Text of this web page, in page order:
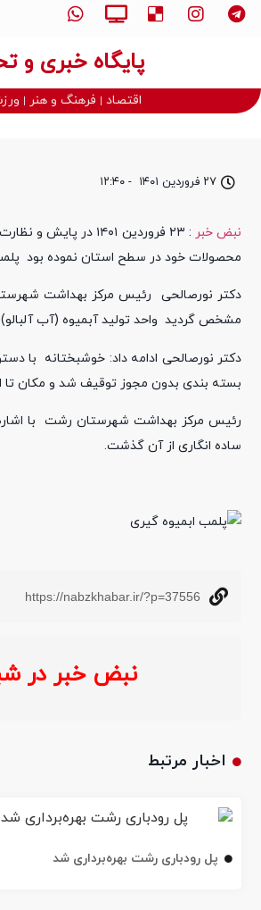
پایگاه خبری و
اقتصاد فرهنگ و هنر
۲۷ فروردین ۱۴۰۱ - ۱۲:۴۰
نبض خبر : ۲۳ فروردین ۱۴۰۱ در پایش و نظارت کارشناسان بهداشت محیط شهرستان؛ یک واحد عرضه کننده
محصولات خود در سطح استان نموده بود
دکتر نورصالحی رئیس مرکز بهداشت
مشخص گردید واحد تولید آبمیوه (آب
دکتر نورصالحی ادامه داد: خوشبختانه با
بسته‌ بندی بدون مجوز توقیف شد و مکان تا
رئیس مرکز بهداشت شهرستان رشت با
ساده انگاری از آن گذشت.
https://nabzkhabar.ir/?p=37556
نبض خبر در
اخبار مرتبط
پل رودباری رشت بهره‌برداری شد